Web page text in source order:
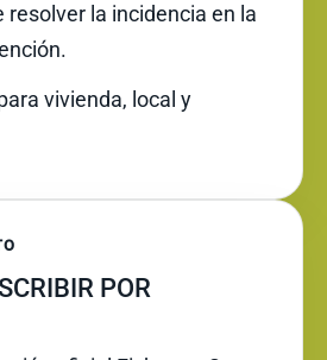
resolver la incidencia en la
vivienda, local y
POR